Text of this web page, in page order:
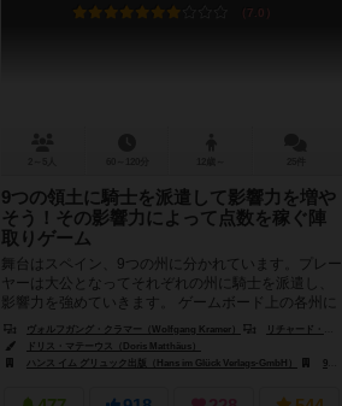
7.0
9つの領土に騎士を派遣して影響力を増や
そう！その影響力によって点数を稼ぐ陣
取りゲーム
舞台はスペイン、9つの州に分かれています。プレー
ヤーは大公となってそれぞれの州に騎士を派遣し、
影響力を強めていきます。 ゲームボード上の各州に
は点数が記載されており、1...
ヴォルフガング・クラマー（Wolfgang Kramer）
リチャード・ウルリッヒ（Richard Ulrich）
ドリス・マテーウス（Doris Matthäus）
ハンス イム グリュック出版（Hans im Glück Verlags-GmbH）
999ゲームズ（999 Games）